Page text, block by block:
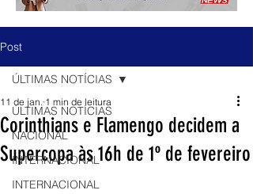
Post
ÚLTIMAS NOTÍCIAS
NACIONAL
INTERNACIONAL
INTERNACIONAL
ÚLTIMAS NOTÍCIAS
Corinthians e Flamengo decidem a
Supercopa às 16h de 1º de fevereiro
11 de jan. 1 min de leitura